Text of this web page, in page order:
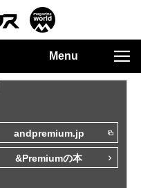
Menu
andpremium.jp
&Premiumの本